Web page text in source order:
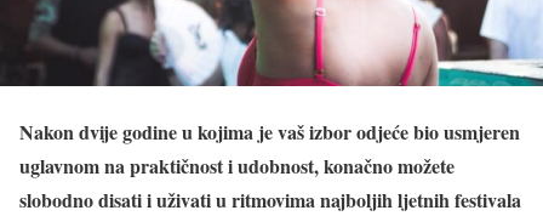
Nakon dvije godine u kojima je vaš izbor odjeće bio usmjeren
uglavnom na praktičnost i udobnost, konačno možete
slobodno disati i uživati u ritmovima najboljih ljetnih festivala